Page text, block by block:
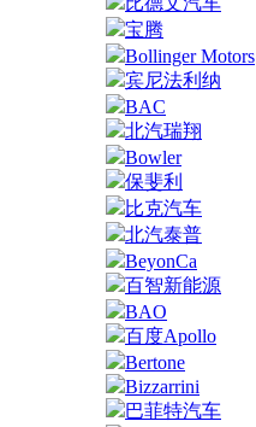
宝腾
Bollinger Motors
宾尼法利纳
BAC
北汽瑞翔
Bowler
保斐利
比克汽车
北汽泰普
BeyonCa
百智新能源
BAO
百度Apollo
Bertone
Bizzarrini
巴菲特汽车